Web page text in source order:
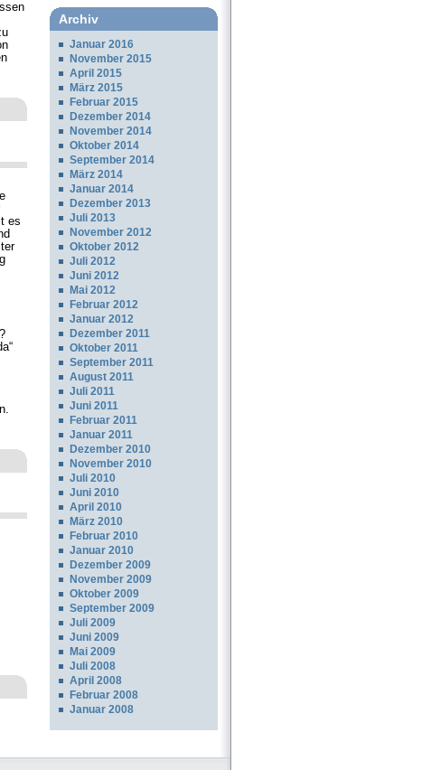
es
Archiv
Januar 2016
November 2015
April 2015
März 2015
Februar 2015
Dezember 2014
November 2014
Oktober 2014
September 2014
März 2014
Januar 2014
Dezember 2013
Juli 2013
November 2012
Oktober 2012
Juli 2012
Juni 2012
Mai 2012
Februar 2012
Januar 2012
Dezember 2011
Oktober 2011
September 2011
August 2011
Juli 2011
Juni 2011
Februar 2011
Januar 2011
Dezember 2010
November 2010
Juli 2010
Juni 2010
April 2010
März 2010
Februar 2010
Januar 2010
Dezember 2009
November 2009
Oktober 2009
September 2009
Juli 2009
Juni 2009
Mai 2009
Juli 2008
April 2008
Februar 2008
Januar 2008